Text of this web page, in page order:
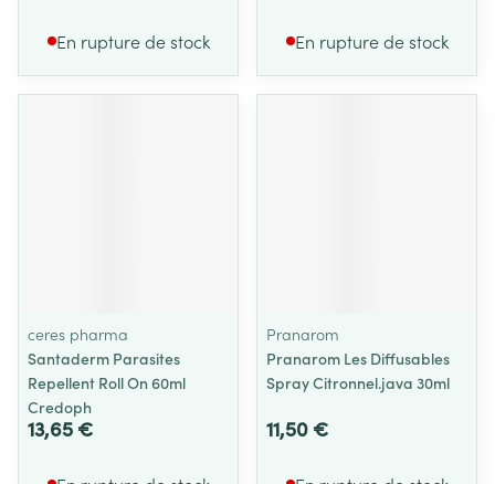
En rupture de stock En rupture de stock
ceres pharma
Santaderm Parasites
Repellent Roll On 60ml
Credoph
13,65 €
Pranarom
Pranarom Les Diffusables
Spray Citronnel.java 30ml
11,50 €